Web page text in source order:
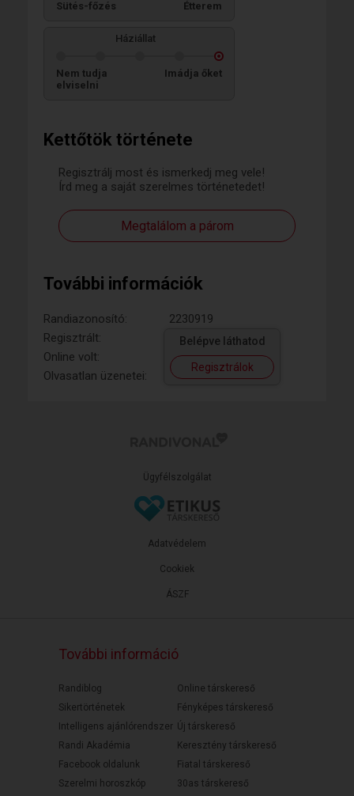
Kettőtök története
Regisztrálj most és ismerkedj meg vele!
Írd meg a saját szerelmes történetedet!
Megtalálom a párom
További információk
Randiazonosító:
2230919
Regisztrált:
Online volt:
Olvasatlan üzenetei:
Belépve láthatod
Regisztrálok
Sütés-főzés Étterem
Háziállat
Nem tudja
elviselni
Imádja őket
Ügyfélszolgálat
ÁSZF
Adatvédelem
Cookiek
További információ
Randiblog
Sikertörténetek
Intelligens ajánlórendszer
Randi Akadémia
Facebook oldalunk
Szerelmi horoszkóp
Online társkereső
Fényképes társkereső
Új társkereső
Keresztény társkereső
Fiatal társkereső
30as társkereső